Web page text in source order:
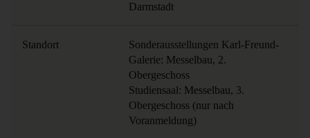
Darmstadt
Standort
Sonderausstellungen Karl-Freund-
Galerie: Messelbau, 2.
Obergeschoss
Studiensaal: Messelbau, 3.
Obergeschoss (nur nach
Voranmeldung)